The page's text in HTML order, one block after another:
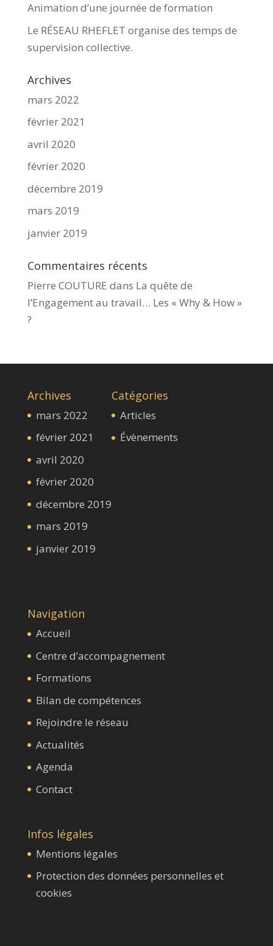
Animation d’une journée de formation
Le RÉSEAU RHEFLET organise des temps de
supervision collective.
Archives
mars 2022
février 2021
avril 2020
février 2020
décembre 2019
mars 2019
janvier 2019
Commentaires récents
Pierre COUTURE dans La quête de
l’Engagement au travail… Les « Why & How »​
?
Archives
mars 2022
février 2021
avril 2020
février 2020
décembre 2019
mars 2019
janvier 2019
Catégories
Articles
Évènements
Navigation
Accueil
Centre d’accompagnement
Formations
Bilan de compétences
Rejoindre le réseau
Actualités
Agenda
Contact
Infos légales
Mentions légales
Protection des données personnelles et
cookies